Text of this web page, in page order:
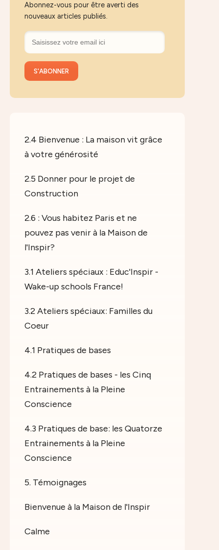
Abonnez-vous pour être averti des
nouveaux articles publiés.
2.4 Bienvenue : La maison vit grâce
à votre générosité
2.5 Donner pour le projet de
Construction
2.6 : Vous habitez Paris et ne
pouvez pas venir à la Maison de
l'Inspir?
3.1 Ateliers spéciaux : Educ'Inspir -
Wake-up schools France!
3.2 Ateliers spéciaux: Familles du
Coeur
4.1 Pratiques de bases
4.2 Pratiques de bases - les Cinq
Entrainements à la Pleine
Conscience
4.3 Pratiques de base: les Quatorze
Entrainements à la Pleine
Conscience
5. Témoignages
Bienvenue à la Maison de l'Inspir
Calme